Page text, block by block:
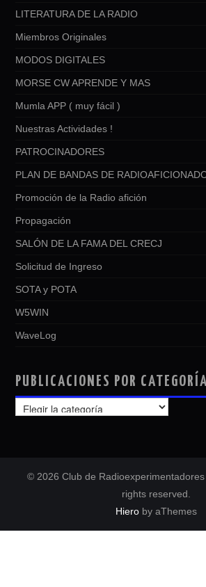
LITERATURA DE LA RADIO
Miembros Originales
MODOS DIGITALES
MORSE CW APRENDE Y MAS
Mumla APP ( muy fácil )
Nuestras Actividades !
PATROCINADORES
PLAN DE BANDAS DE
Promoción de la Radio afición
Propagación
SALÓN DE LA FAMA DEL CRECJ
Solicitud de Ingreso
SOTA y POTA
W5WIN
WaveLog
PUBLICACIONES POR CATEGORÍA
PUBLICACIONES
POR
© 2026 Club de
rights reserved.
Hieroby aThemes